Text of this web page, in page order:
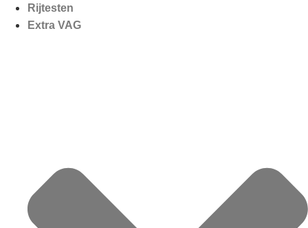
Rijtesten
Extra VAG